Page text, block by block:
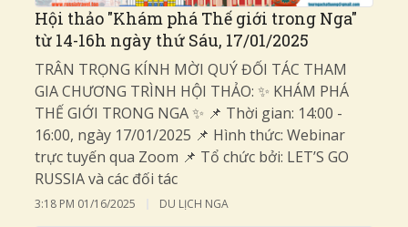
Hội thảo "Khám phá Thế giới trong Nga"
từ 14-16h ngày thứ Sáu, 17/01/2025
TRÂN TRỌNG KÍNH MỜI QUÝ ĐỐI TÁC THAM
GIA CHƯƠNG TRÌNH HỘI THẢO: ✨ KHÁM PHÁ
THẾ GIỚI TRONG NGA ✨ 📌 Thời gian: 14:00 -
16:00, ngày 17/01/2025 📌 Hình thức: Webinar
trực tuyến qua Zoom 📌 Tổ chức bởi: LET’S GO
RUSSIA và các đối tác
3:18 PM 01/16/2025 DU LỊCH NGA